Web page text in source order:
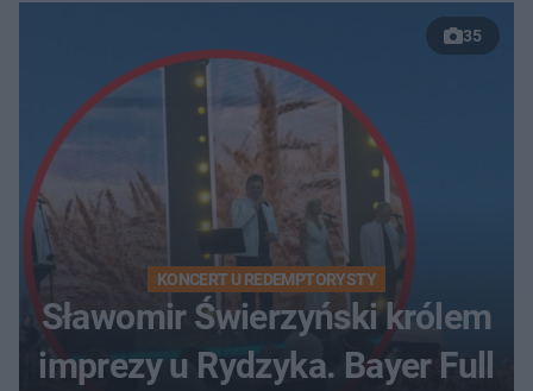
35
KONCERT U REDEMPTORYSTY
Sławomir Świerzyński królem
imprezy u Rydzyka. Bayer Full